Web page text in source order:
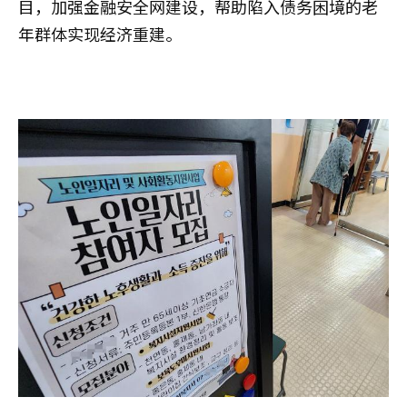
目，加强金融安全网建设，帮助陷入债务困境的老
年群体实现经济重建。